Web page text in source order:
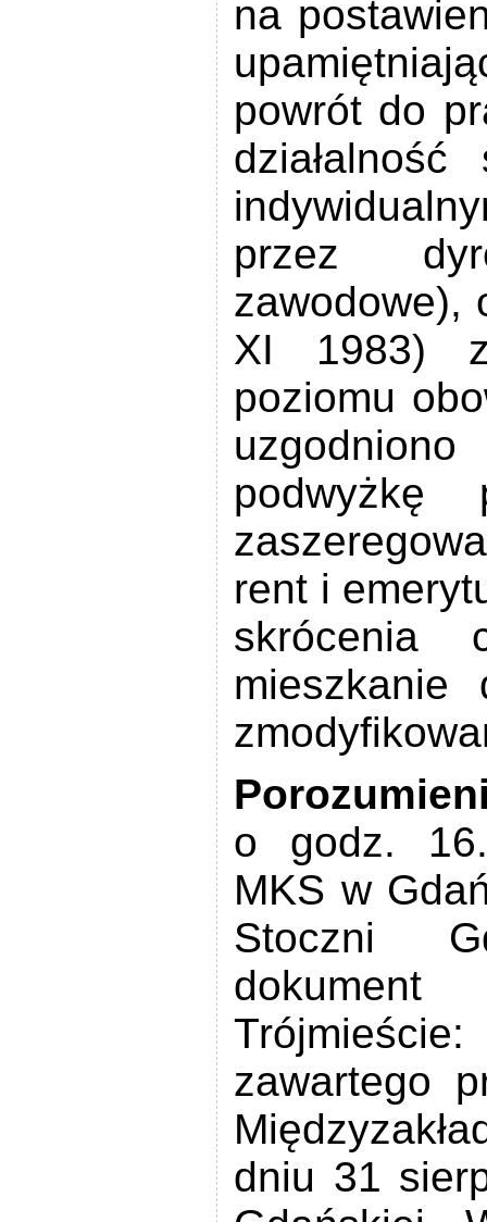
na
powrót do
przez
zawodowe),
XI 1983)
poziomu
rent i
skrócenia
o godz.
MKS w
Stoczni
zawartego
dniu 31